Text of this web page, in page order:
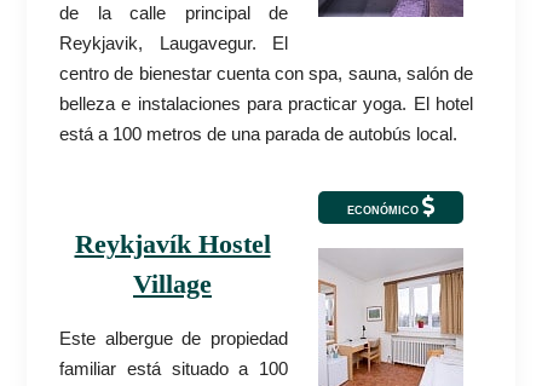
de la calle principal de
Reykjavik, Laugavegur. El
centro de bienestar cuenta con spa, sauna, salón de
belleza e instalaciones para practicar yoga. El hotel
está a 100 metros de una parada de autobús local.
ECONÓMICO
Reykjavík Hostel
Village
Este albergue de propiedad
familiar está situado a 100